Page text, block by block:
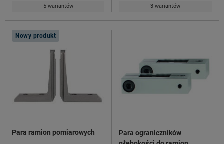
5 wariantów 3 wariantów
Nowy produkt
Para ramion pomiarowych
Para ograniczników